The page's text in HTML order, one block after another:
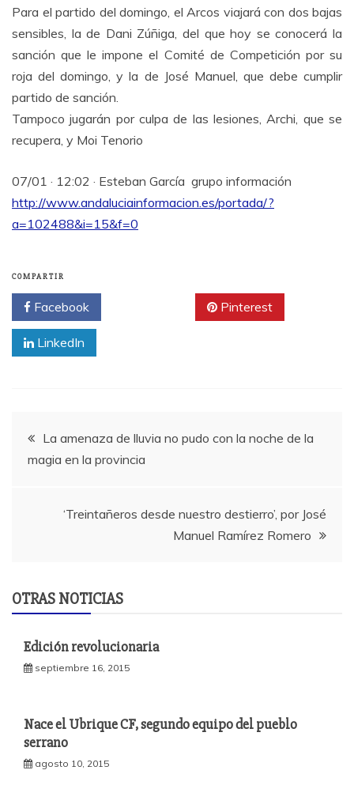
Para el partido del domingo, el Arcos viajará con dos bajas
sensibles, la de Dani Zúñiga, del que hoy se conocerá la
sanción que le impone el Comité de Competición por su
roja del domingo, y la de José Manuel, que debe cumplir
partido de sanción.
Tampoco jugarán por culpa de las lesiones, Archi, que se
recupera, y Moi Tenorio
07/01 · 12:02 · Esteban García grupo información
http://www.andaluciainformacion.es/portada/?
a=102488&i=15&f=0
COMPARTIR
Facebook Pinterest
LinkedIn
Navegación
de
entradas
La amenaza de lluvia no pudo con la noche de la
magia en la provincia
‘Treintañeros desde nuestro destierro’, por José
Manuel Ramírez Romero
OTRAS NOTICIAS
Edición revolucionaria
septiembre 16, 2015
Nace el Ubrique CF, segundo equipo del pueblo
serrano
agosto 10, 2015